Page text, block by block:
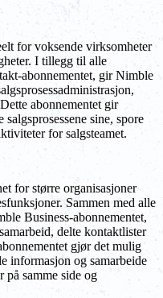
for voksende virksomheter
I tillegg til alle
abonnementet, gir Nimble
abonnementet gir
sine, spore
for salgsteamet.
for større organisasjoner
Sammen med alle
Business-abonnementet,
delte kontaktlister
gjør det mulig
informasjon og samarbeide
på samme side og